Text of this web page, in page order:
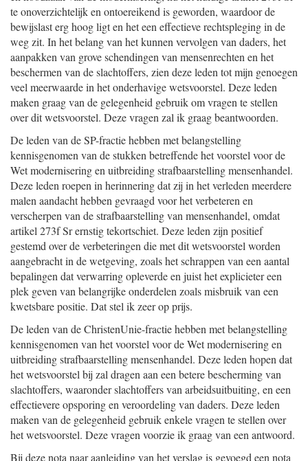
te onoverzichtelijk en ontoereikend is geworden, waardoor de
bewijslast erg hoog ligt en het een effectieve rechtspleging in de
weg zit. In het belang van het kunnen vervolgen van daders, het
aanpakken van grove schendingen van mensenrechten en het
beschermen van de slachtoffers, zien deze leden tot mijn genoegen
veel meerwaarde in het onderhavige wetsvoorstel. Deze leden
maken graag van de gelegenheid gebruik om vragen te stellen
over dit wetsvoorstel. Deze vragen zal ik graag beantwoorden.
De leden van de SP-fractie hebben met belangstelling
kennisgenomen van de stukken betreffende het voorstel voor de
Wet modernisering en uitbreiding strafbaarstelling mensenhandel.
Deze leden roepen in herinnering dat zij in het verleden meerdere
malen aandacht hebben gevraagd voor het verbeteren en
verscherpen van de strafbaarstelling van mensenhandel, omdat
artikel 273f Sr ernstig tekortschiet. Deze leden zijn positief
gestemd over de verbeteringen die met dit wetsvoorstel worden
aangebracht in de wetgeving, zoals het schrappen van een aantal
bepalingen dat verwarring opleverde en juist het explicieter een
plek geven van belangrijke onderdelen zoals misbruik van een
kwetsbare positie. Dat stel ik zeer op prijs.
De leden van de ChristenUnie-fractie hebben met belangstelling
kennisgenomen van het voorstel voor de Wet modernisering en
uitbreiding strafbaarstelling mensenhandel. Deze leden hopen dat
het wetsvoorstel bij zal dragen aan een betere bescherming van
slachtoffers, waaronder slachtoffers van arbeidsuitbuiting, en een
effectievere opsporing en veroordeling van daders. Deze leden
maken van de gelegenheid gebruik enkele vragen te stellen over
het wetsvoorstel. Deze vragen voorzie ik graag van een antwoord.
Bij deze nota naar aanleiding van het verslag is gevoegd een nota